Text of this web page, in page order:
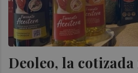
Deoleo, la